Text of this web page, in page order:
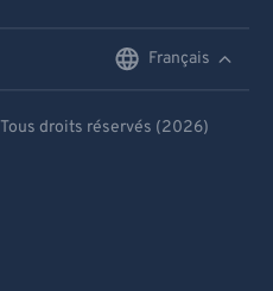
Français
Tous droits réservés (2026)